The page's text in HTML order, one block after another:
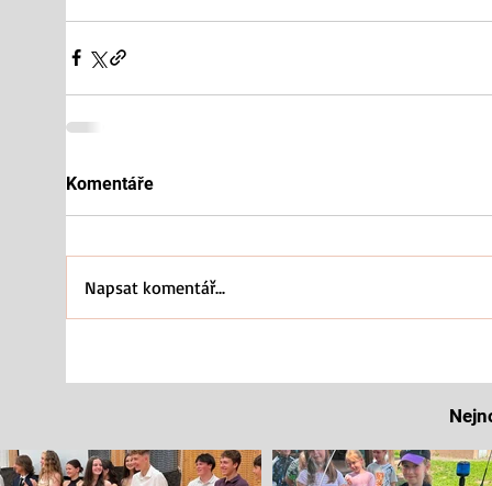
Komentáře
Napsat komentář...